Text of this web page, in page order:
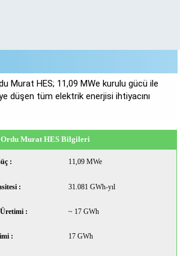
Murat HES; 11,09 MWe kurulu gücü ile
düşen tüm elektrik enerjisi ihtiyacını
Ordu Murat HES Bilgileri
: 11,09 MWe
: 31.081 GWh-yıl
: ~ 17 GWh
: 17 GWh